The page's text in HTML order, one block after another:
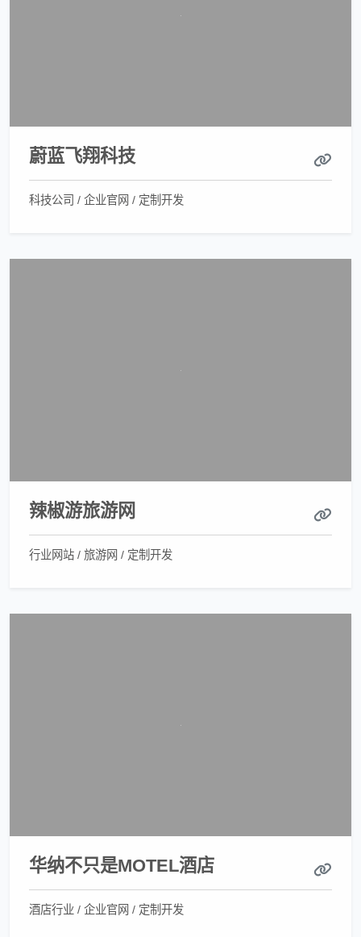
蔚蓝飞翔科技
科技公司 / 企业官网 / 定制开发
辣椒游旅游网
行业网站 / 旅游网 / 定制开发
华纳不只是MOTEL酒店
酒店行业 / 企业官网 / 定制开发